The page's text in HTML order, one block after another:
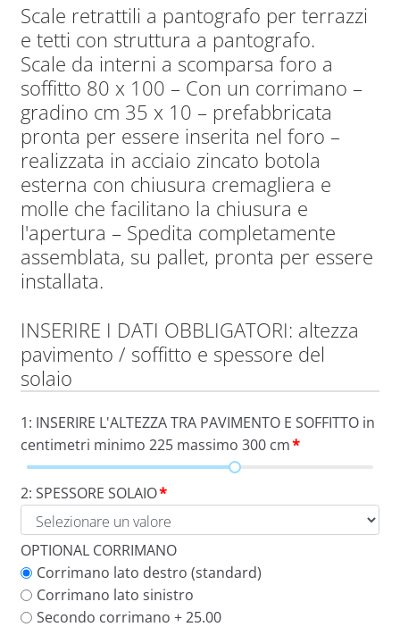
Scale retrattili a pantografo per terrazzi
e tetti con struttura a pantografo.
Scale da interni a scomparsa foro a
soffitto 80 x 100 – Con un corrimano –
gradino cm 35 x 10 – prefabbricata
pronta per essere inserita nel foro –
realizzata in acciaio zincato botola
esterna con chiusura cremagliera e
molle che facilitano la chiusura e
l'apertura – Spedita completamente
assemblata, su pallet, pronta per essere
installata.
INSERIRE I DATI OBBLIGATORI: altezza
pavimento / soffitto e spessore del
solaio
1: INSERIRE L'ALTEZZA TRA PAVIMENTO E SOFFITTO in
centimetri minimo 225 massimo 300 cm*
2: SPESSORE SOLAIO*
OPTIONAL CORRIMANO
Corrimano lato destro (standard)
Corrimano lato sinistro
Secondo corrimano + 25.00